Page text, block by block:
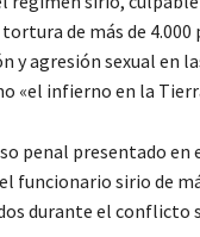
de más de
y agresión sexual en
«el infierno en la
penal presentado
funcionario sirio de
durante el conflicto